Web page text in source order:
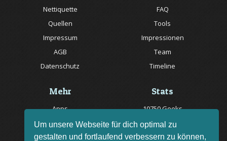
Um unsere Webseite für dich optimal zu
gestalten und fortlaufend verbessern zu können,
Nettiquette
Quellen
Impressum
AGB
Datenschutz
FAQ
Tools
Impressionen
Team
Timeline
Mehr
Apps
Jobs
Livestream
Stats
10750 Geeks
20057 Rätsel online
150 Quizfragen online